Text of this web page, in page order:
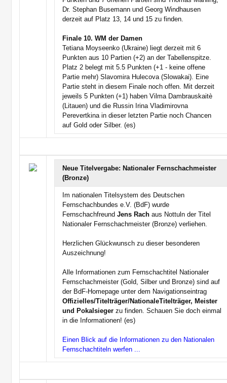
Dr. Stephan Busemann und Georg Windhausen
derzeit auf Platz 13, 14 und 15 zu finden.
Finale 10. WM der Damen
Tetiana Moyseenko (Ukraine) liegt derzeit mit 6
Punkten aus 10 Partien (+2) an der Tabellenspitze.
Platz 2 belegt mit 5.5 Punkten (+1 - keine offene
Partie mehr) Slavomira Hulecova (Slowakai). Eine
Partie steht in diesem Finale noch offen. Mit derzeit
jeweils 5 Punkten (+1) haben Vilma Dambrauskaitè
(Litauen) und die Russin Irina Vladimirovna
Perevertkina in dieser letzten Partie noch Chancen
auf Gold oder Silber. (es)
Neue Titelvergabe: Nationaler Fernschachmeister
(Bronze)
Im nationalen Titelsystem des Deutschen
Fernschachbundes e.V. (BdF) wurde
FernschachfreundJens Rachaus Nottuln der Titel
Nationaler Fernschachmeister (Bronze) verliehen.
Herzlichen Glückwunsch zu dieser besonderen
Auszeichnung!
Alle Informationen zum Fernschachtitel Nationaler
Fernschachmeister (Gold, Silber und Bronze) sind auf
der BdF-Homepage unter dem Navigationseintrag
Offizielles/Titelträger/NationaleTitelträger, Meister
und Pokalsiegerzu finden. Schauen Sie doch einmal
in die Informationen! (es)
Einen Blick auf die Informationen zu den Nationalen
Fernschachtiteln werfen ...